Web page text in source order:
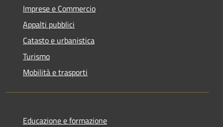
Imprese e Commercio
Appalti pubblici
Catasto e urbanistica
Turismo
Mobilità e trasporti
Educazione e formazione